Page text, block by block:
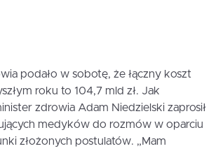
podało w sobotę, że łączny koszt
roku to 104,7 mld zł. Jak
zdrowia Adam Niedzielski zaprosił
medyków do rozmów w oparciu
złożonych postulatów. „Mam